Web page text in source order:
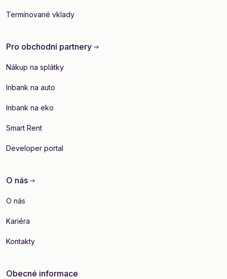
Termínované vklady
Pro obchodní partnery
Nákup na splátky
Inbank na auto
Inbank na eko
Smart Rent
Developer portal
O nás
O nás
Kariéra
Kontakty
Obecné informace